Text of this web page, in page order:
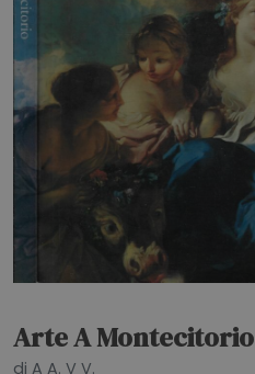
Arte A Montecitorio
di A A. V V.